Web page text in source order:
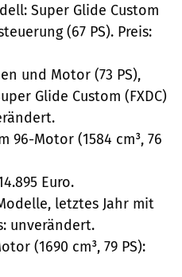
Super Glide Custom
(67 PS). Preis:
und Motor (73 PS),
Glide Custom (FXDC)
96-Motor (1584 cm³, 76
Euro.
letztes Jahr mit
unverändert.
(1690 cm³, 79 PS):